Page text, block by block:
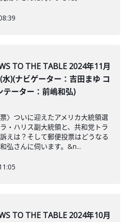
TO THE TABLE 2024年11月
水)(ナビゲーター：吉田まゆ コ
テーター：前嶋和弘)
〉ついに迎えたアメリカ大統領選
・ハリス副大統領と、共和党トラ
えは？そして郵便投票はどうなる
弘さんに伺います。&n...
TO THE TABLE 2024年10月